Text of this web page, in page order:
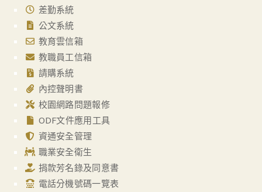
差勤系統
公文系統
教育雲信箱
教職員工信箱
請購系統
內控聲明書
校園網路問題報修
ODF文件應用工具
資通安全管理
職業安全衛生
捐款芳名錄及同意書
電話分機號碼一覽表